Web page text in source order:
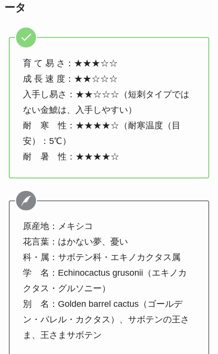
ータ
育 て 易 さ：★★★☆☆
成 長 速 度：★★☆☆☆
入手し易さ：★★☆☆☆（短刺タイプでは
ない金鯱は、入手しやすい）
耐 寒 性：★★★★☆（耐寒温度（目
安）：5℃）
耐 暑 性：★★★★☆
原産地：メキシコ
花言葉：はかない夢、憂い
科・属：サボテン科・エキノカクタス属
学 名：Echinocactus grusonii（エキノカ
クタス・グルソニー）
別 名：Golden barrel cactus（ゴールデ
ン・バレル・カクタス）、サボテンの王さ
ま、王さまサボテン